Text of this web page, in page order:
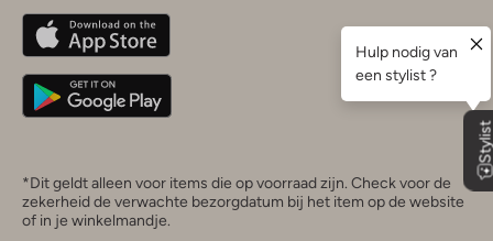
Belgique(Français)
Deutschland
*Dit geldt alleen voor items die op voorraad zijn. Check voor de
zekerheid de verwachte bezorgdatum bij het item op de website
of in je winkelmandje.